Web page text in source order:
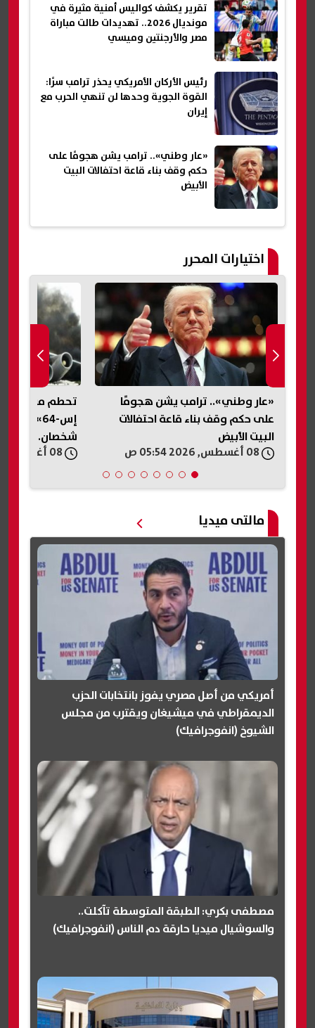
تقرير يكشف كواليس أمنية مثيرة في
مونديال 2026.. تهديدات طالت مباراة
مصر والأرجنتين وميسي
رئيس الأركان الأمريكي يحذر ترامب سرًا:
القوة الجوية وحدها لن تنهي الحرب مع
إيران
«عار وطني».. ترامب يشن هجومًا على
حكم وقف بناء قاعة احتفالات البيت
الأبيض
اختيارات المحرر
«عار وطني».. ترامب يشن هجومًا
على حكم وقف بناء قاعة احتفالات
البيت الأبيض
تحطم مروحية
إس-64»
شخصان..
مالتى ميديا
أمريكي من أصل مصري يفوز بانتخابات الحزب
الديمقراطي في ميشيغان ويقترب من مجلس
الشيوخ (انفوجرافيك)
مصطفى بكري: الطبقة المتوسطة تآكلت..
والسوشيال ميديا حارقة دم الناس (انفوجرافيك)